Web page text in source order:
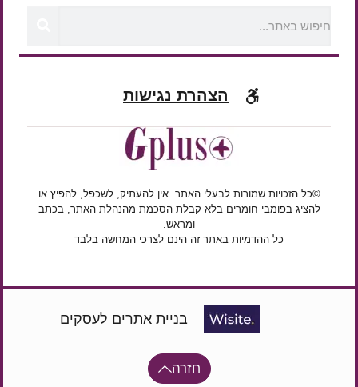
הצהרת נגישות
©כל הזכויות שמורות לבעלי האתר. אין להעתיק, לשכפל, להפיץ או
להציג בפומבי חומרים בלא קבלת הסכמת מהנהלת האתר, בכתב
ומראש.
כל ההדמיות באתר זה הינם לצרכי המחשה בלבד
בניית אתרים לעסקים
חזרה